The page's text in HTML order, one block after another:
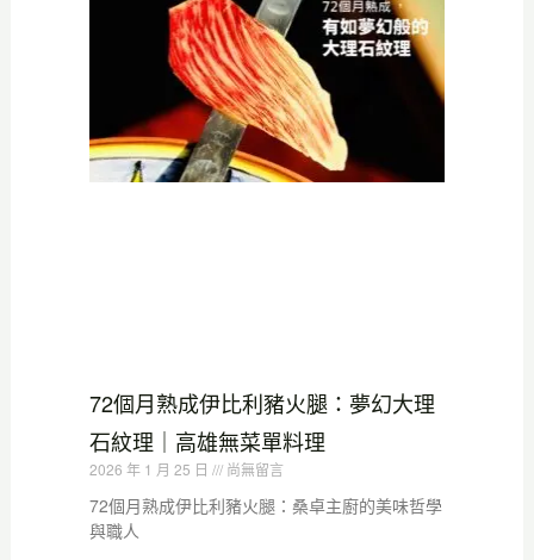
72個月熟成伊比利豬火腿：夢幻大理
石紋理｜高雄無菜單料理
2026 年 1 月 25 日 尚無留言
72個月熟成伊比利豬火腿：桑卓主廚的美味哲學
與職人